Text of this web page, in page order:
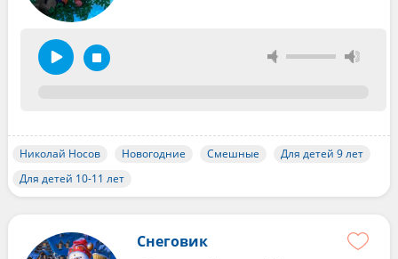
Николай Носов Новогодние Смешные
Для детей 9 лет
Для детей 10-11 лет
Снеговик